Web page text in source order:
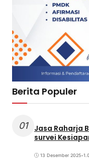
Berita Populer
01
Jasa Raharja
survei
13 Desember 2025•